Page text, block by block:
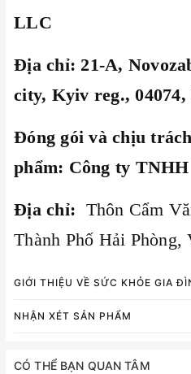
LLC
Địa chỉ: 21-A,
city, Kyiv reg.,
Đóng gói và chịu
phẩm: Công ty
Địa chỉ: Thôn Cẩm
Thành Phố Hải Phòng,
GIỚI THIỆU VỀ SỨC KHỎE GIA
NHẬN XÉT SẢN PHẨM
CÓ THỂ BẠN QUAN TÂM